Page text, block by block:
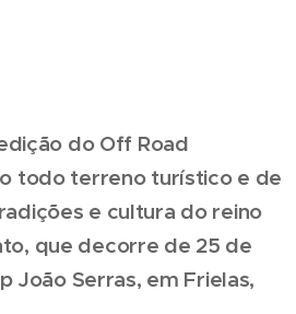
do Off Road
todo terreno turístico e de
e cultura do reino
que decorre de 25 de
João Serras, em Frielas,